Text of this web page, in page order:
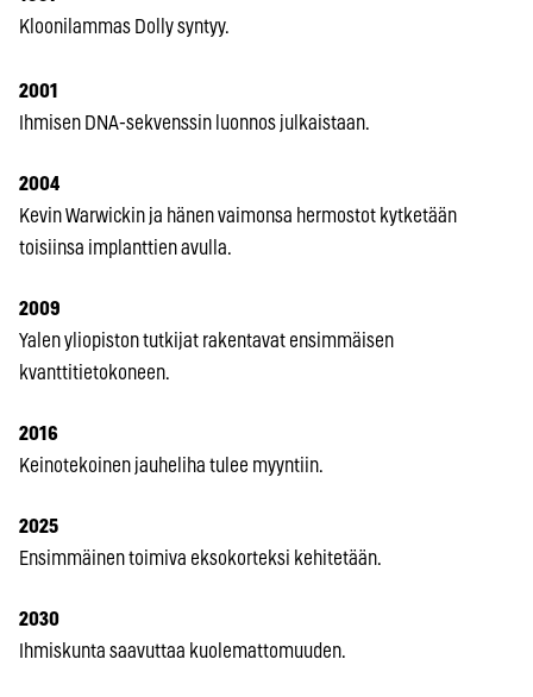
Kloonilammas Dolly syntyy.
2001
Ihmisen DNA-sekvenssin luonnos julkaistaan.
2004
Kevin Warwickin ja hänen vaimonsa hermostot kytketään
toisiinsa implanttien avulla.
2009
Yalen yliopiston tutkijat rakentavat ensimmäisen
kvanttitietokoneen.
2016
Keinotekoinen jauheliha tulee myyntiin.
2025
Ensimmäinen toimiva eksokorteksi kehitetään.
2030
Ihmiskunta saavuttaa kuolemattomuuden.